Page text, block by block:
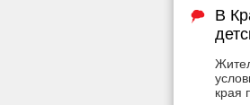
В
края